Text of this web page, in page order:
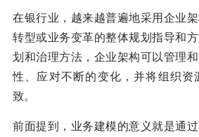
在银行业，越来越普遍地采用企业
转型或业务变革的整体规划指导和
划和治理方法，企业架构可以管理
性、应对不断的变化，并将组织资
致。
前面提到，业务建模的意义就是通